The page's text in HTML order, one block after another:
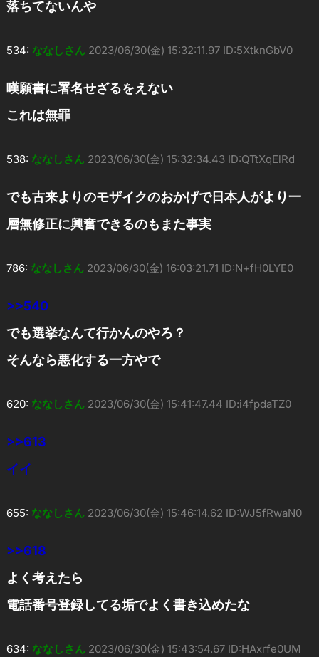
落ちてないんや
534: ななしさん 2023/06/30(金) 15:32:11.97 ID:5XtknGbV0
嘆願書に署名せざるをえない
これは無罪
538: ななしさん 2023/06/30(金) 15:32:34.43 ID:QTtXqElRd
でも古来よりのモザイクのおかげで日本人がより一
層無修正に興奮できるのもまた事実
786: ななしさん 2023/06/30(金) 16:03:21.71 ID:N+fH0LYE0
>>540
でも選挙なんて行かんのやろ？
そんなら悪化する一方やで
620: ななしさん 2023/06/30(金) 15:41:47.44 ID:i4fpdaTZ0
>>613
イイ
655: ななしさん 2023/06/30(金) 15:46:14.62 ID:WJ5fRwaN0
>>618
よく考えたら
電話番号登録してる垢でよく書き込めたな
634: ななしさん 2023/06/30(金) 15:43:54.67 ID:HAxrfe0UM